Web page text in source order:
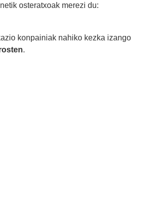
osteratxoak merezi du:
konpainiak nahiko kezka izango
.